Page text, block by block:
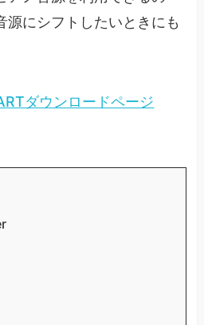
源にシフトしたいときにも
ダウンロードページ